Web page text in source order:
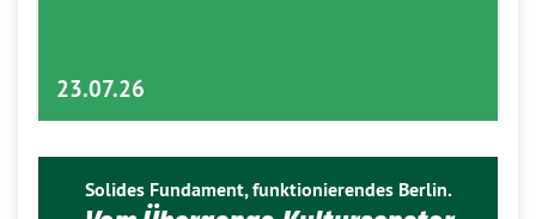
23.07.26
Solides Fundament, funktionierendes Berlin.